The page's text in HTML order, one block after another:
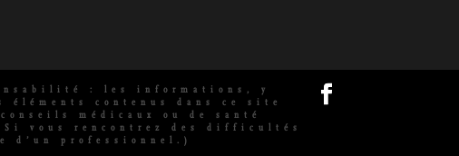
: les informations, y
contenus dans ce site
médicaux ou de santé
vous rencontrez des difficultés
d’un professionnel.)